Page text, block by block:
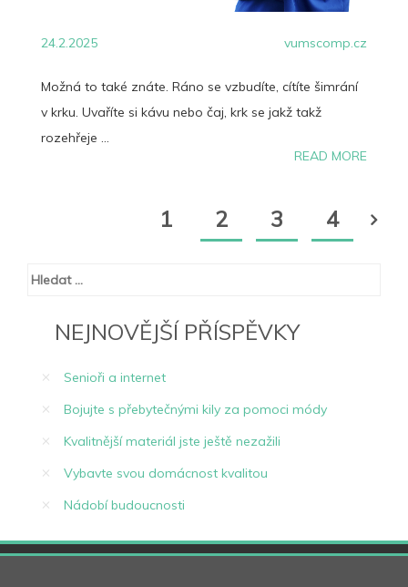
24.2.2025 vumscomp.cz
Možná to také znáte. Ráno se vzbudíte, cítíte šimrání
v krku. Uvaříte si kávu nebo čaj, krk se jakž takž
rozehřeje ...
READ MORE
1 2 3 4
Vyhledávání
NEJNOVĚJŠÍ PŘÍSPĚVKY
Senioři a internet
Bojujte s přebytečnými kily za pomoci módy
Kvalitnější materiál jste ještě nezažili
Vybavte svou domácnost kvalitou
Nádobí budoucnosti